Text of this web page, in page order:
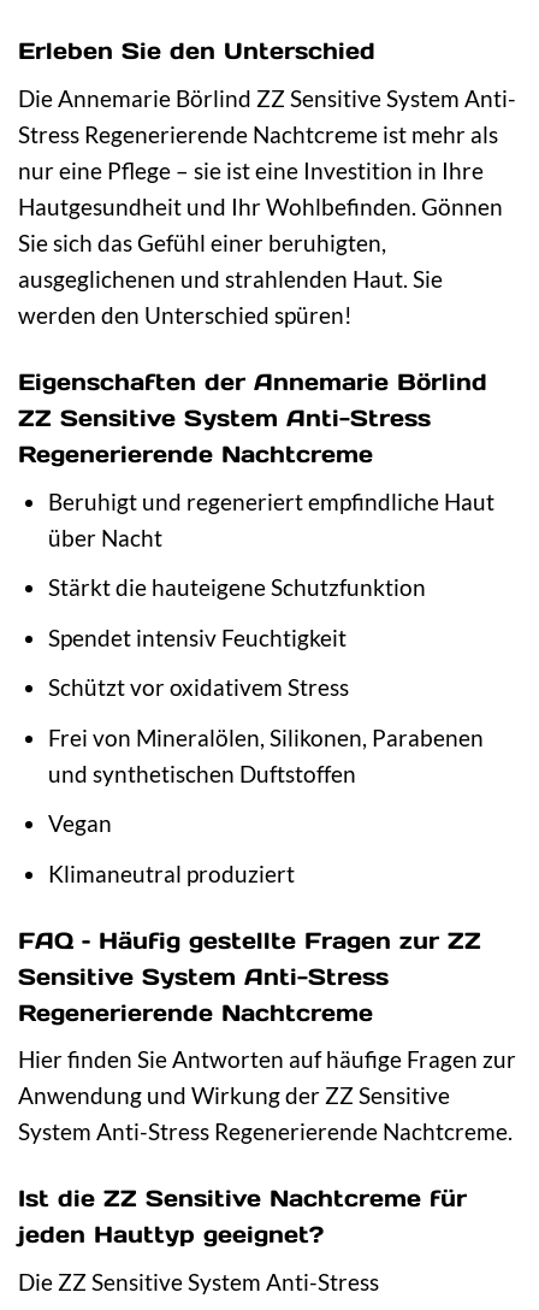
Erleben Sie den Unterschied
Die Annemarie Börlind ZZ Sensitive System Anti-
Stress Regenerierende Nachtcreme ist mehr als
nur eine Pflege – sie ist eine Investition in Ihre
Hautgesundheit und Ihr Wohlbefinden. Gönnen
Sie sich das Gefühl einer beruhigten,
ausgeglichenen und strahlenden Haut. Sie
werden den Unterschied spüren!
Eigenschaften der Annemarie Börlind
ZZ Sensitive System Anti-Stress
Regenerierende Nachtcreme
Beruhigt und regeneriert empfindliche Haut
über Nacht
Stärkt die hauteigene Schutzfunktion
Spendet intensiv Feuchtigkeit
Schützt vor oxidativem Stress
Frei von Mineralölen, Silikonen, Parabenen
und synthetischen Duftstoffen
Vegan
Klimaneutral produziert
FAQ – Häufig gestellte Fragen zur ZZ
Sensitive System Anti-Stress
Regenerierende Nachtcreme
Hier finden Sie Antworten auf häufige Fragen zur
Anwendung und Wirkung der ZZ Sensitive
System Anti-Stress Regenerierende Nachtcreme.
Ist die ZZ Sensitive Nachtcreme für
jeden Hauttyp geeignet?
Die ZZ Sensitive System Anti-Stress